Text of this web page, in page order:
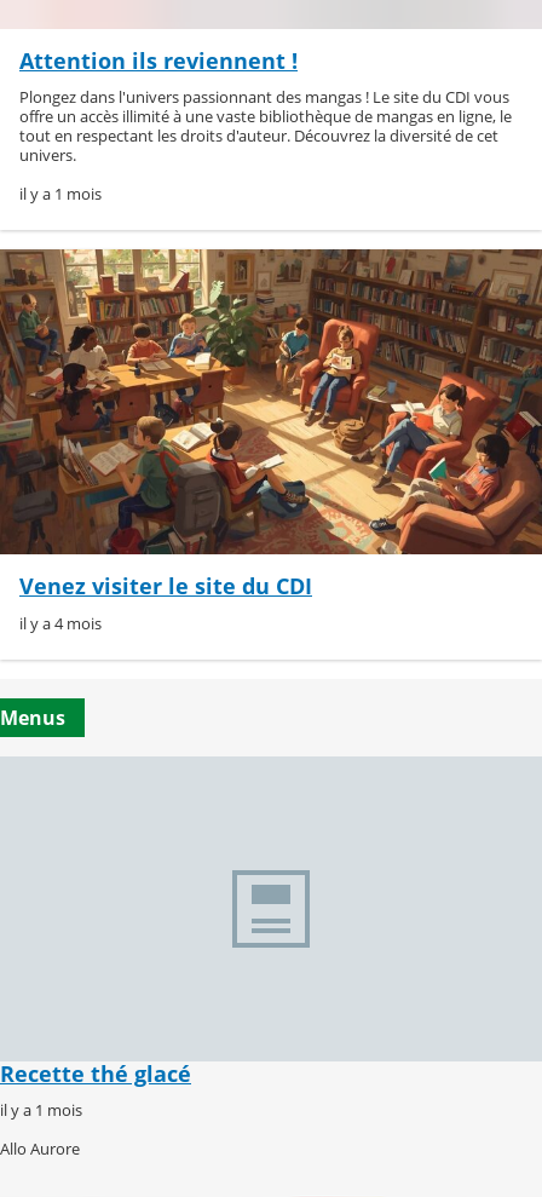
Attention ils reviennent !
Plongez dans l'univers passionnant des mangas ! Le site du CDI vous
offre un accès illimité à une vaste bibliothèque de mangas en ligne, le
tout en respectant les droits d'auteur. Découvrez la diversité de cet
univers.
il y a 1 mois
Venez visiter le site du CDI
il y a 4 mois
Menus
Recette thé glacé
il y a 1 mois
Allo Aurore